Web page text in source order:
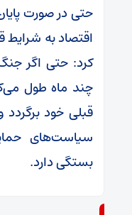
حتی در صورت
اقتصاد به شرایط
کرد: حتی اگر
چند ماه طول
قبلی خود
سیاست‌های
بستگی دارد.